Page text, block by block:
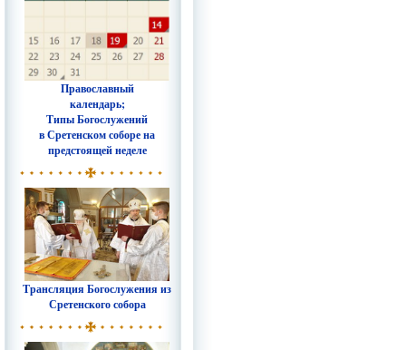
Православный
календарь;
Типы Богослужений
в Сретенском соборе на
предстоящей неделе
Трансляция Богослужения из
Сретенского собора